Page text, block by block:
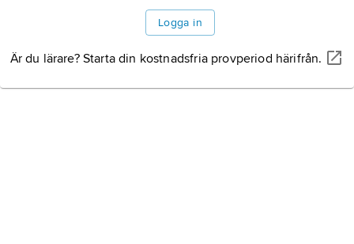
Logga in
Är du lärare? Starta din kostnadsfria provperiod härifrån.